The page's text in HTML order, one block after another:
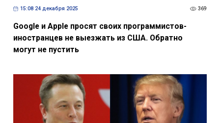
15:08 24 декабря 2025 369
Google и Apple просят своих программистов-
иностранцев не выезжать из США. Обратно
могут не пустить